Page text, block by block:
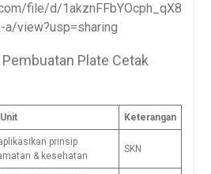
file/d/1akznFFbYOcph_qX8
a/view?usp=sharing
Plate Cetak
Keterangan
prinsip
& kesehatan
SKN